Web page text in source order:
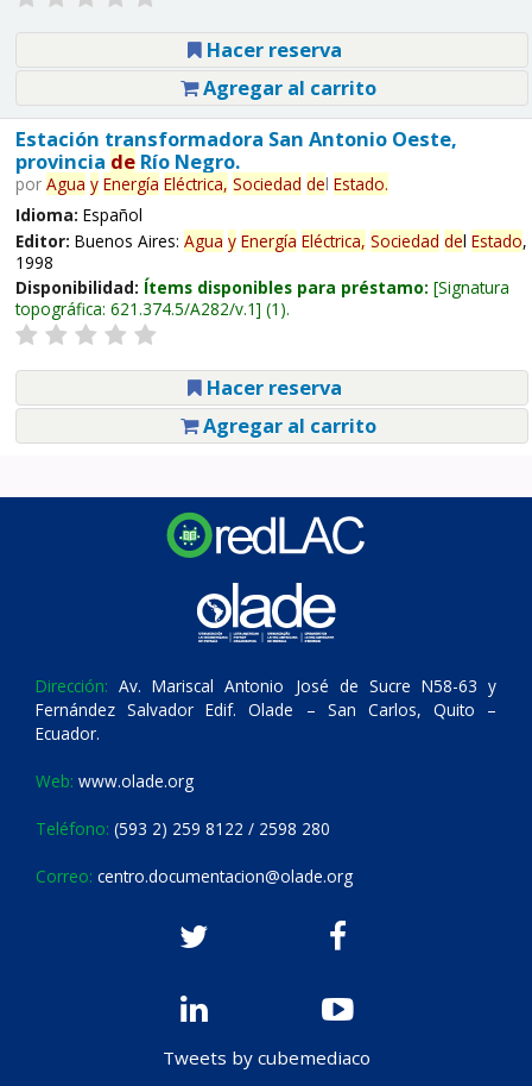
Hacer reserva
Agregar al carrito
Estación transformadora San Antonio Oeste,
provincia deRío Negro.
por Agua y Energía Eléctrica, Sociedad del Estado.
Idioma: Español
Editor: Buenos Aires: Agua y Energía Eléctrica, Sociedad del Estado,
1998
Disponibilidad: Ítems disponibles para préstamo: Signatura
topográfica: 621.374.5/A282/v.1 (1).
Hacer reserva
Agregar al carrito
Dirección: Av. Mariscal Antonio José de Sucre N58-63 y
Fernández Salvador Edif. Olade – San Carlos, Quito –
Ecuador.
Web: www.olade.org
Teléfono: (593 2) 259 8122 / 2598 280
Correo: centro.documentacion@olade.org
Tweets by cubemediaco